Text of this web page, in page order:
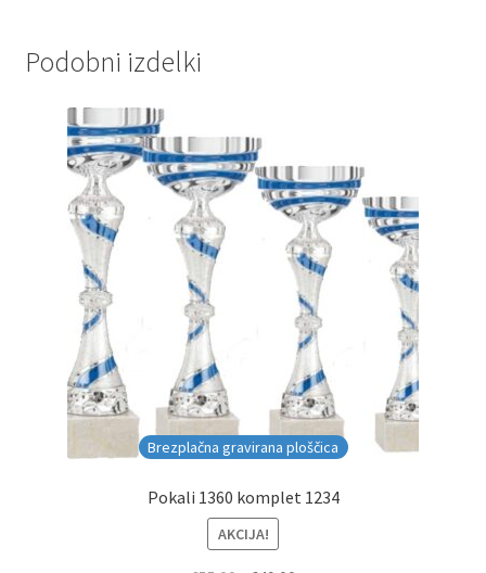
Podobni izdelki
Brezplačna gravirana ploščica
Pokali 1360 komplet 1234
AKCIJA!